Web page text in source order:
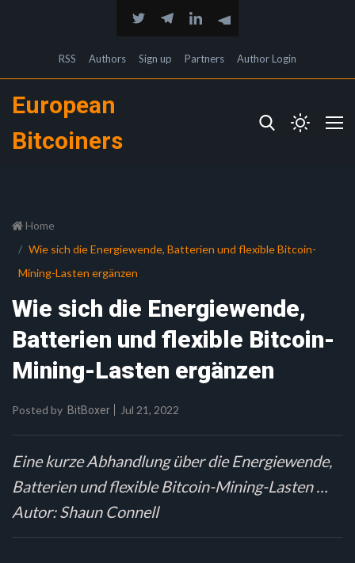
RSS Authors Sign up Partners Author Login
European
Bitcoiners
Home
Wie sich die Energiewende, Batterien und flexible Bitcoin-
Mining-Lasten ergänzen
Wie sich die Energiewende,
Batterien und flexible Bitcoin-
Mining-Lasten ergänzen
Posted by BitBoxer Jul 21, 2022
Eine kurze Abhandlung über die Energiewende,
Batterien und flexible Bitcoin-Mining-Lasten …
Autor: Shaun Connell